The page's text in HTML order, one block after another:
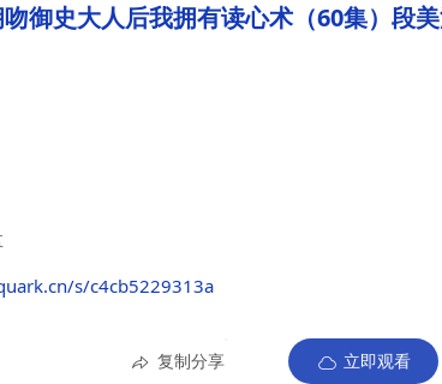
御史大人后我拥有读心术（60集）段
s/c4cb5229313a
复制分享 立即观看